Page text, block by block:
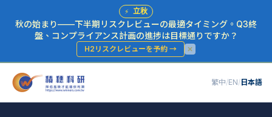
⚡ 立秋
秋の始まり——下半期リスクレビューの最適タイミング。Q3終
盤、コンプライアンス計画の進捗は目標通りですか？
H2リスクレビューを予約 →
繁中/EN/ 日本語